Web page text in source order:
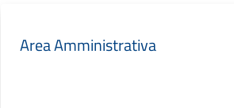
Area Amministrativa